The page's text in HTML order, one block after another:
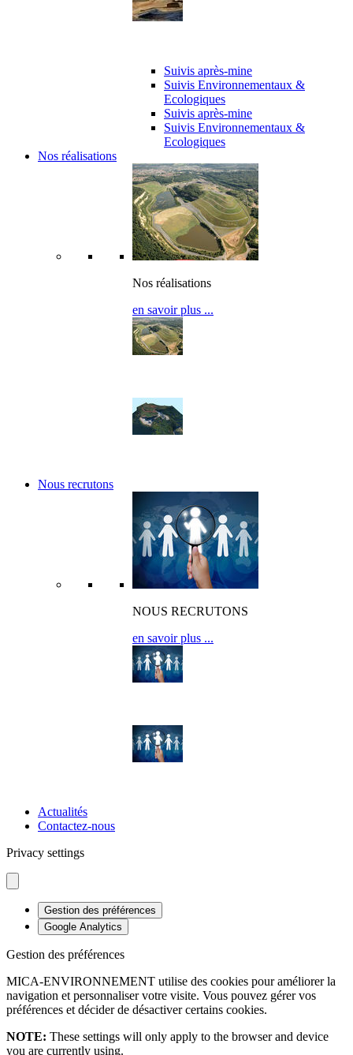
Suivis après-mine
Suivis Environnementaux &
Ecologiques
Suivis après-mine
Suivis Environnementaux &
Ecologiques
Nos réalisations
Nos réalisations
en savoir plus ...
Nous recrutons
NOUS RECRUTONS
en savoir plus ...
Actualités
Contactez-nous
Privacy settings
Gestion des préférences
Google Analytics
Gestion des préférences
MICA-ENVIRONNEMENT utilise des cookies pour améliorer la
navigation et personnaliser votre visite. Vous pouvez gérer vos
préférences et décider de désactiver certains cookies.
NOTE: These settings will only apply to the browser and device
you are currently using.